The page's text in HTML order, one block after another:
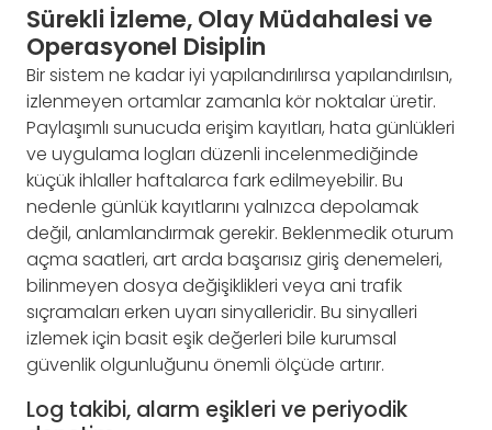
Sürekli İzleme, Olay Müdahalesi ve
Operasyonel Disiplin
Bir sistem ne kadar iyi yapılandırılırsa yapılandırılsın,
izlenmeyen ortamlar zamanla kör noktalar üretir.
Paylaşımlı sunucuda erişim kayıtları, hata günlükleri
ve uygulama logları düzenli incelenmediğinde
küçük ihlaller haftalarca fark edilmeyebilir. Bu
nedenle günlük kayıtlarını yalnızca depolamak
değil, anlamlandırmak gerekir. Beklenmedik oturum
açma saatleri, art arda başarısız giriş denemeleri,
bilinmeyen dosya değişiklikleri veya ani trafik
sıçramaları erken uyarı sinyalleridir. Bu sinyalleri
izlemek için basit eşik değerleri bile kurumsal
güvenlik olgunluğunu önemli ölçüde artırır.
Log takibi, alarm eşikleri ve periyodik